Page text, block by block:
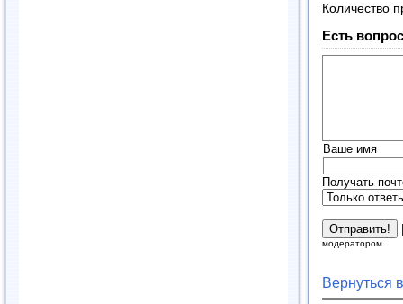
Количество
Есть
Ваше имя
Получать
модератором.
Вернуться